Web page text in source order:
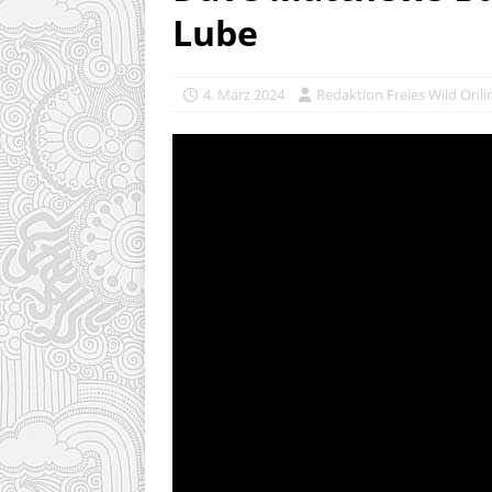
Lube
4. März 2024 Redaktion Freies Wild